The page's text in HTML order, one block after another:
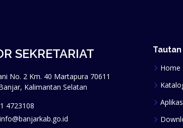
SEKRETARIAT
No. 2 Km. 40 Martapura 70611
Kalimantan Selatan
4723108
Tautan
Home